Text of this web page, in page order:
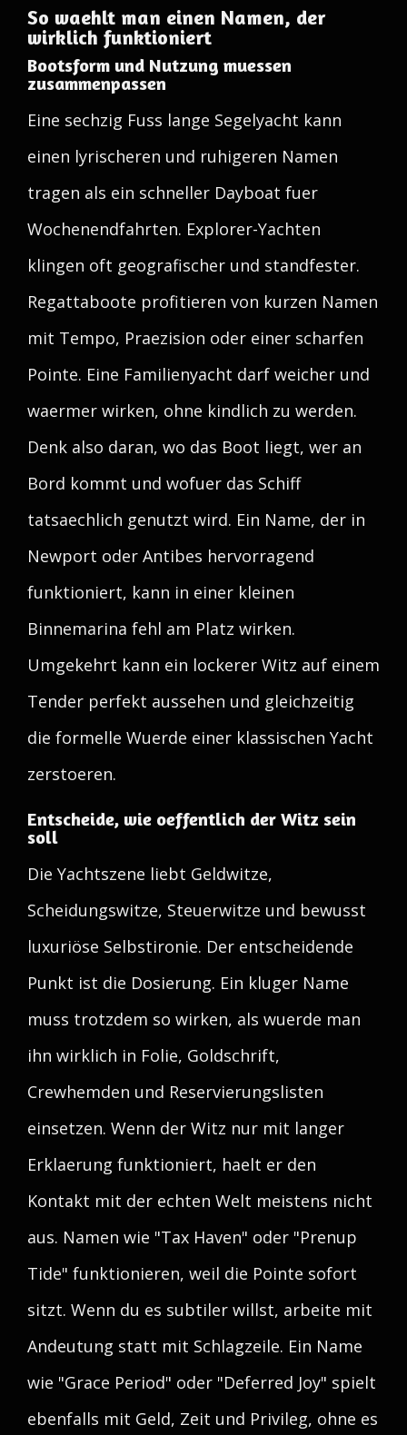
So waehlt man einen Namen, der
wirklich funktioniert
Bootsform und Nutzung muessen
zusammenpassen
Eine sechzig Fuss lange Segelyacht kann
einen lyrischeren und ruhigeren Namen
tragen als ein schneller Dayboat fuer
Wochenendfahrten. Explorer-Yachten
klingen oft geografischer und standfester.
Regattaboote profitieren von kurzen Namen
mit Tempo, Praezision oder einer scharfen
Pointe. Eine Familienyacht darf weicher und
waermer wirken, ohne kindlich zu werden.
Denk also daran, wo das Boot liegt, wer an
Bord kommt und wofuer das Schiff
tatsaechlich genutzt wird. Ein Name, der in
Newport oder Antibes hervorragend
funktioniert, kann in einer kleinen
Binnemarina fehl am Platz wirken.
Umgekehrt kann ein lockerer Witz auf einem
Tender perfekt aussehen und gleichzeitig
die formelle Wuerde einer klassischen Yacht
zerstoeren.
Entscheide, wie oeffentlich der Witz sein
soll
Die Yachtszene liebt Geldwitze,
Scheidungswitze, Steuerwitze und bewusst
luxuriöse Selbstironie. Der entscheidende
Punkt ist die Dosierung. Ein kluger Name
muss trotzdem so wirken, als wuerde man
ihn wirklich in Folie, Goldschrift,
Crewhemden und Reservierungslisten
einsetzen. Wenn der Witz nur mit langer
Erklaerung funktioniert, haelt er den
Kontakt mit der echten Welt meistens nicht
aus. Namen wie "Tax Haven" oder "Prenup
Tide" funktionieren, weil die Pointe sofort
sitzt. Wenn du es subtiler willst, arbeite mit
Andeutung statt mit Schlagzeile. Ein Name
wie "Grace Period" oder "Deferred Joy" spielt
ebenfalls mit Geld, Zeit und Privileg, ohne es